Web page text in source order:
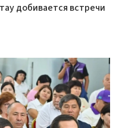
добивается встречи